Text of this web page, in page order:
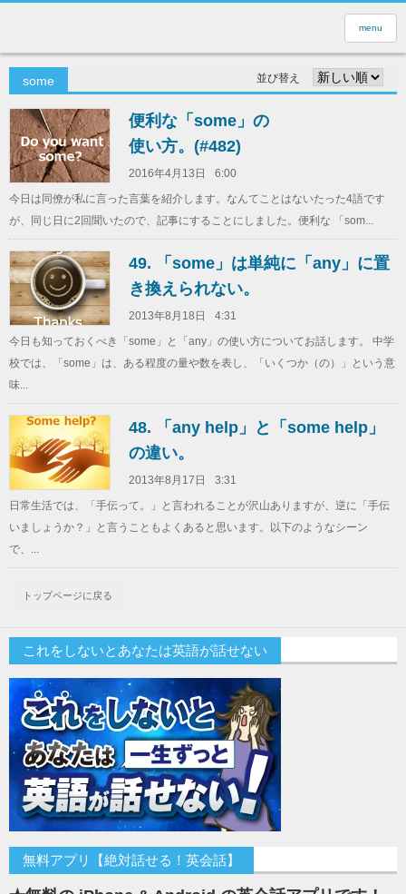
menu
some 並び替え
便利な「some」の
使い方。(#482)
2016年4月13日
6:00
今日は同僚が私に言った言葉を紹介します。なんてことはないたった4語です
が、同じ日に2回聞いたので、記事にすることにしました。便利な 「som...
49. 「some」は単純に「any」に置
き換えられない。
2013年8月18日
4:31
今日も知っておくべき「some」と「any」の使い方についてお話します。 中学
校では、「some」は、ある程度の量や数を表し、「いくつか（の）」という意
味...
48. 「any help」と「some help」
の違い。
2013年8月17日
3:31
日常生活では、「手伝って。」と言われることが沢山ありますが、逆に「手伝
いましょうか？」と言うこともよくあると思います。以下のようなシーン
で、...
トップページに戻る
これをしないとあなたは英語が話せない
無料アプリ【絶対話せる！英会話】